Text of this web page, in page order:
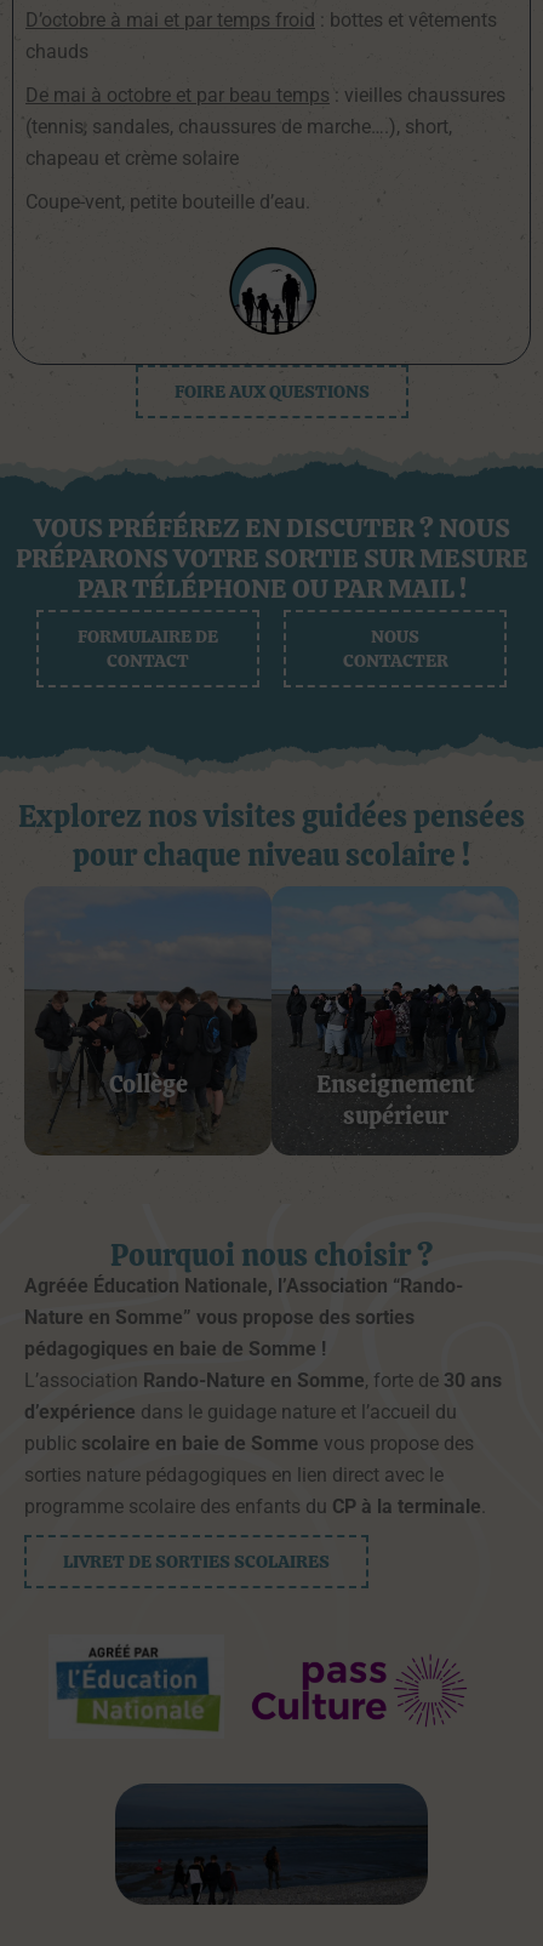
D’octobre à mai et par temps froid : bottes et vêtements
chauds
De mai à octobre et par beau temps : vieilles chaussures
(tennis, sandales, chaussures de marche….), short,
chapeau et crème solaire
Coupe-vent, petite bouteille d’eau.
FOIRE AUX QUESTIONS
VOUS PRÉFÉREZ EN DISCUTER ? NOUS
PRÉPARONS VOTRE SORTIE SUR MESURE
PAR TÉLÉPHONE OU PAR MAIL !
FORMULAIRE DE
CONTACT
NOUS
CONTACTER
Explorez nos visites guidées pensées
pour chaque niveau scolaire !
Collège
Enseignement
supérieur
Pourquoi nous choisir ?
Agréée Éducation Nationale, l’Association “Rando-
Nature en Somme” vous propose des sorties
pédagogiques en baie de Somme !
L’association Rando-Nature en Somme, forte de 30 ans
d’expérience dans le guidage nature et l’accueil du
public scolaire en baie de Somme vous propose des
sorties nature pédagogiques en lien direct avec le
programme scolaire des enfants du CP à la terminale.
LIVRET DE SORTIES SCOLAIRES